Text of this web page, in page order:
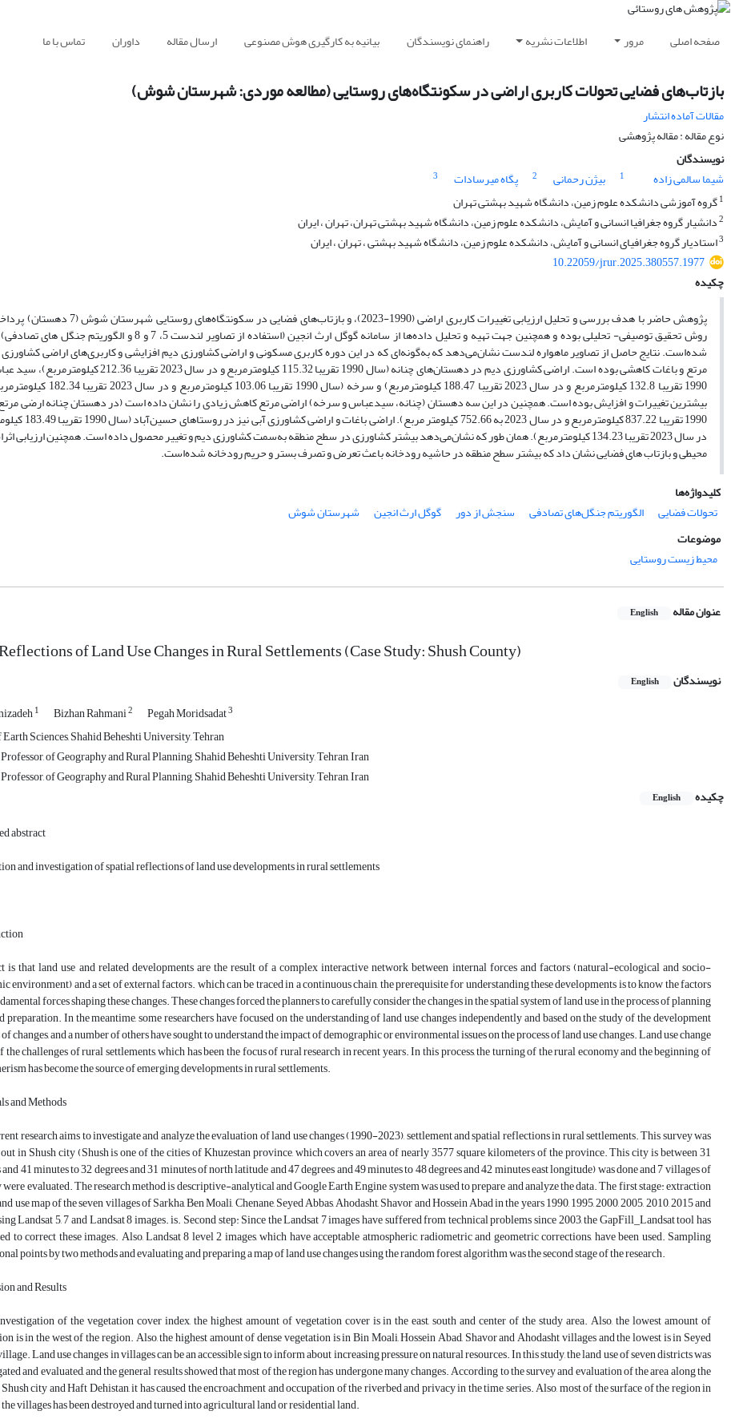
صفحه اصلی مرور اطلاعات نشریه راهنمای نویسندگان بیانیه به کارگیری هوش مصنوعی ارسال مقاله داوران تماس با ما
بازتاب‌های فضایی تحولات کاربری اراضی در سکونتگاه‌های روستایی (مطالعه موردی: شهرستان شوش)
مقالات آماده انتشار
نوع مقاله : مقاله پژوهشی
نویسندگان
شیما سالمی زاده
1 بیژن رحمانی 2 پگاه میرسادات
3
1گروه آموزشی دانشکده علوم زمین، دانشگاه شهید بهشتی تهران
2دانشیار گروه جغرافیا انسانی و آمایش، دانشکده علوم زمین، دانشگاه شهید بهشتی تهران، تهران ، ایران
3استادیار گروه جغرافیای انسانی و آمایش، دانشکده علوم زمین، دانشگاه شهید بهشتی ، تهران ، ایران
10.22059/jrur.2025.380557.1977
چکیده
پژوهش حاضر با هدف بررسی و تحلیل ارزیابی تغییرات کاربری اراضی (1990-2023)، و بازتاب‌های
روش تحقیق توصیفی- تحلیلی بوده و همچنین جهت تهیه و تحلیل داده‌ها از سامانه گوگل ارث انجین (استفاده از تصاویر لندست 5، 7 و
شده‌است. نتایج حاصل از تصاویر ماهواره لندست نشان‌می‌دهد که به‌گونه‌ای که در این دوره کاربری مسکونی و اراضی کشاورزی دیم افزایشی و کاربری‌های اراضی کشاورزی
مرتع و باغات کاهشی بوده است. اراضی کشاورزی دیم در دهستان‌های چنانه (سال 1990 تقریبا 115.32 کیلومترمربع و در
1990 تقریبا 132.8 کیلومترمربع و در سال 2023 تقریبا 188.47 کیلومترمربع) و سرخه
بیشترین تغییرات و افزایش بوده است. همچنین در این سه دهستان (چنانه، سیدعباس و سرخه) اراضی مرتع کاهش زیادی را نشان داده است (در دهستان چنانه ارضی
1990 تقریبا 837.22 کیلومترمربع و در سال 2023 به
در سال 2023 تقریبا 134.23 کیلومترمربع). همان طور که نشان‌می‌دهد بیشتر کشاورزی در سطح منطقه به‌سمت کشاورزی دیم و تغییر محصول داده است. همچنین ارزیابی
محیطی و بازتاب های فضایی نشان داد که بیشتر سطح منطقه در حاشیه رودخانه باعث تعرض و تصرف بستر و حریم رودخانه شده‌است.
کلیدواژه‌ها
تحولات فضایی
الگوریتم جنگل‌های تصادفی سنجش از دور گوگل ارث انجین
شهرستان شوش
موضوعات
محیط زیست روستایی
عنوان مقاله English
of Land Use Changes in Rural Settlements (Case Study: Shush County)
نویسندگان English
1 Bizhan Rahmani2 Pegah Moridsadat3
Sciences, Shahid Beheshti University, Tehran
of Geography and Rural Planning, Shahid Beheshti University, Tehran, Iran
of Geography and Rural Planning, Shahid Beheshti University, Tehran, Iran
چکیده
English
abstract
and investigation of spatial reflections of land use developments in rural settlements
is that land use and related developments are the result of a complex interactive network between internal forces and factors (natural-ecological and socio-
environment) and a set of external factors. which can be traced in a continuous chain, the prerequisite for understanding these developments is to know the factors
forces shaping these changes. These changes forced the planners to carefully consider the changes in the spatial system of land use in the process of planning
preparation. In the meantime, some researchers have focused on the understanding of land use changes independently and based on the study of the development
changes, and a number of others have sought to understand the impact of demographic or environmental issues on the process of land use changes. Land use change
the challenges of rural settlements, which has been the focus of rural research in recent years. In this process, the turning of the rural economy and the beginning of
has become the source of emerging developments in rural settlements.
and Methods
research aims to investigate and analyze the evaluation of land use changes (1990-2023), settlement and spatial reflections in rural settlements. This survey was
in Shush city (Shush is one of the cities of Khuzestan province, which covers an area of nearly 3577 square kilometers of the province. This city is between 31
41 minutes to 32 degrees and 31 minutes of north latitude and 47 degrees and 49 minutes to 48 degrees and 42 minutes east longitude) was done and 7 villages of
evaluated. The research method is descriptive-analytical and Google Earth Engine system was used to prepare and analyze the data. The first stage: extraction
use map of the seven villages of Sarkha, Ben Moali, Chenane, Seyed Abbas, Ahodasht, Shavor and Hossein Abad in the years 1990, 1995, 2000, 2005, 2010, 2015 and
Landsat 5, 7 and Landsat 8 images. is. Second step: Since the Landsat 7 images have suffered from technical problems since 2003, the GapFill_Landsat tool has
to correct these images. Also, Landsat 8 level 2 images, which have acceptable atmospheric, radiometric and geometric corrections, have been used. Sampling
points by two methods and evaluating and preparing a map of land use changes using the random forest algorithm was the second stage of the research.
and Results
of the vegetation cover index, the highest amount of vegetation cover is in the east, south and center of the study area. Also, the lowest amount of
is in the west of the region. Also, the highest amount of dense vegetation is in Bin Moali, Hossein Abad, Shavor and Ahodasht villages and the lowest is in Seyed
Land use changes in villages can be an accessible sign to inform about increasing pressure on natural resources. In this study, the land use of seven districts was
and evaluated, and the general results showed that most of the region has undergone many changes. According to the survey and evaluation of the area along the
city and Haft Dehistan, it has caused the encroachment and occupation of the riverbed and privacy in the time series. Also, most of the surface of the region in
villages has been destroyed and turned into agricultural land or residential land.